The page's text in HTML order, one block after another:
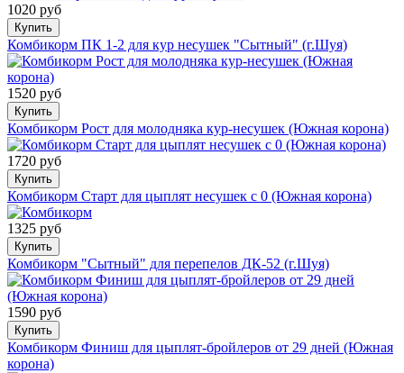
1020 руб
Купить
Комбикорм ПК 1-2 для кур несушек "Сытный" (г.Шуя)
1520 руб
Купить
Комбикорм Рост для молодняка кур-несушек (Южная корона)
1720 руб
Купить
Комбикорм Старт для цыплят несушек с 0 (Южная корона)
1325 руб
Купить
Комбикорм "Сытный" для перепелов ДК-52 (г.Шуя)
1590 руб
Купить
Комбикорм Финиш для цыплят-бройлеров от 29 дней (Южная
корона)